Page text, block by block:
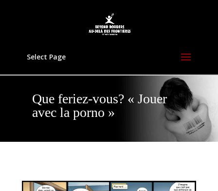
Select Page
Que feriez-vous? « Jouer
avec la porno »